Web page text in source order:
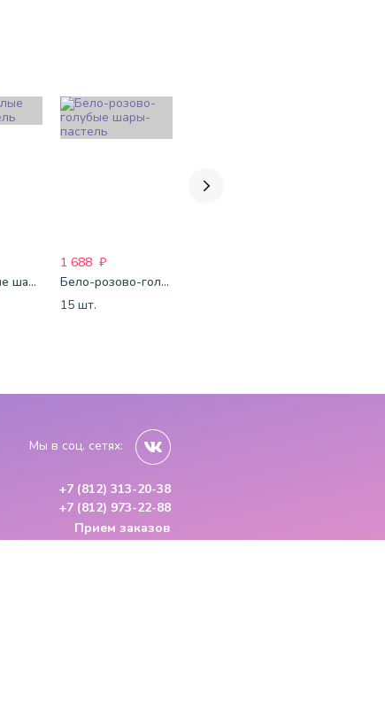
Черно-белые шары-пастель
1 688 ₽
Бело-розово-голубые шары-пастель
15 шт.
Мы в соц. сетях:
+7 (812) 313-20-38
+7 (812) 973-22-88
Прием заказов
с 9:00 до 23:00